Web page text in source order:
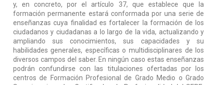
y, en concreto, por el artículo 37, que establece que la
formación permanente estará conformada por una serie de
enseñanzas cuya finalidad es fortalecer la formación de los
ciudadanos y ciudadanas a lo largo de la vida, actualizando y
ampliando sus conocimientos, sus capacidades y su
habilidades generales, específicas o multidisciplinares de los
diversos campos del saber. En ningún caso estas enseñanzas
podrán confundirse con las titulaciones ofertadas por los
centros de Formación Profesional de Grado Medio o Grado